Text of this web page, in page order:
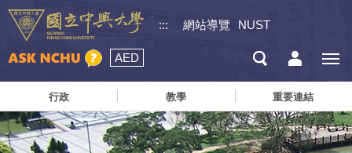
::: 網站導覽 NUST
AED
行政 教學 重要連結